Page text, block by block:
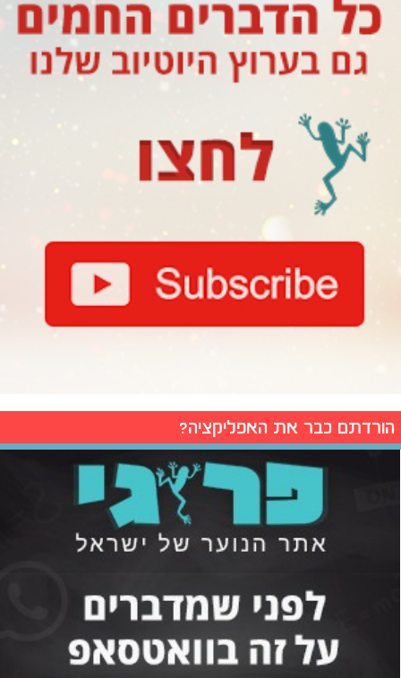
הורדתם כבר את האפליקציה?